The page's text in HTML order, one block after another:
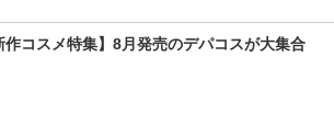
作コスメ特集】8月発売のデパコスが大集合